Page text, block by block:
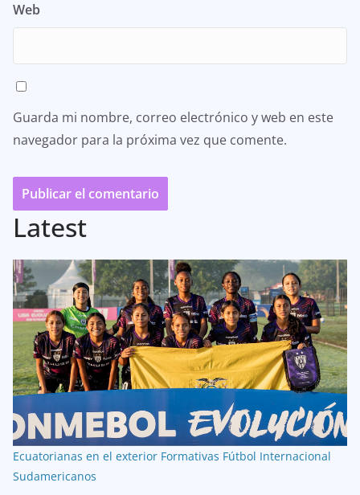
Web
Guarda mi nombre, correo electrónico y web en este
navegador para la próxima vez que comente.
Latest
Ecuatorianas en el exterior Formativas Fútbol Internacional
Sudamericanos